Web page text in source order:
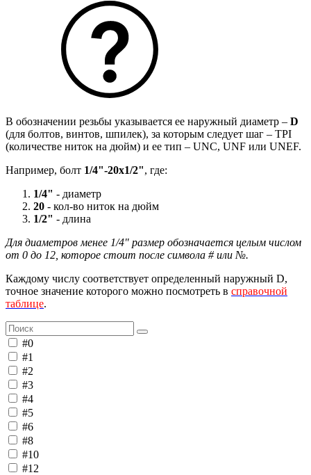
В обозначении резьбы указывается ее наружный диаметр – D
(для болтов, винтов, шпилек), за которым следует шаг – TPI
(количестве ниток на дюйм) и ее тип – UNC, UNF или UNEF.
Например, болт 1/4"-20х1/2", где:
1/4" - диаметр
20 - кол-во ниток на дюйм
1/2" - длина
Для диаметров менее 1/4" размер обозначается целым числом
от 0 до 12, которое стоит после символа # или №.
Каждому числу соответствует определенный наружный D,
точное значение которого можно посмотреть в справочной
таблице.
#0
#1
#2
#3
#4
#5
#6
#8
#10
#12